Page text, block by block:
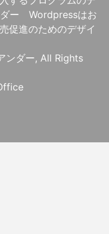
ダー Wordpressはお
促進のためのデザイ
ンダー, All Rights